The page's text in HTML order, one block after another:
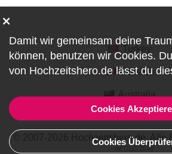
Canada
Australia
© 2007-2026 Hochzeitshero.de. Alle
ref:GLC-2548
Damit wir gemeinsam deine
können, benutzen wir Cookies.
von Hochzeitshero.de lässt du
Cookies
Cookies